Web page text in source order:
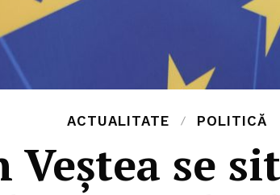
ACTUALITATE POLITICĂ
Veștea se